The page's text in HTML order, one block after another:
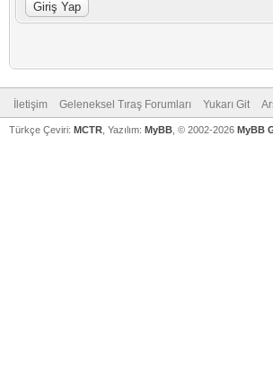
İletişim Geleneksel Tıraş Forumları Yukarı Git
Türkçe Çeviri: MCTR , Yazılım: MyBB , © 2002-2026 MyBB